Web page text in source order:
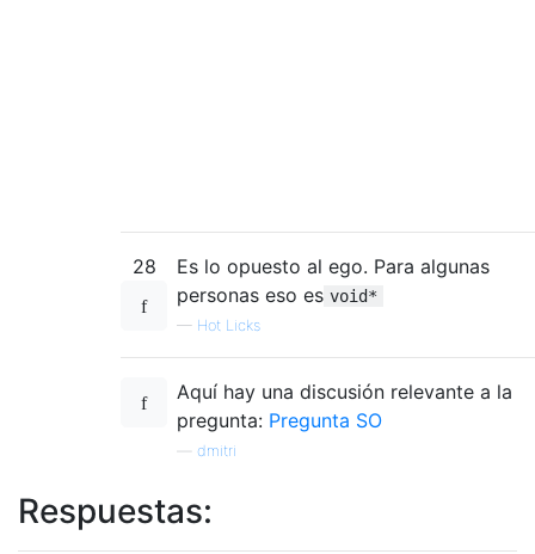
28
Es lo opuesto al ego. Para algunas
personas eso es void*
— Hot Licks
Aquí hay una discusión relevante a la
pregunta: Pregunta SO
dmitri
Respuestas: